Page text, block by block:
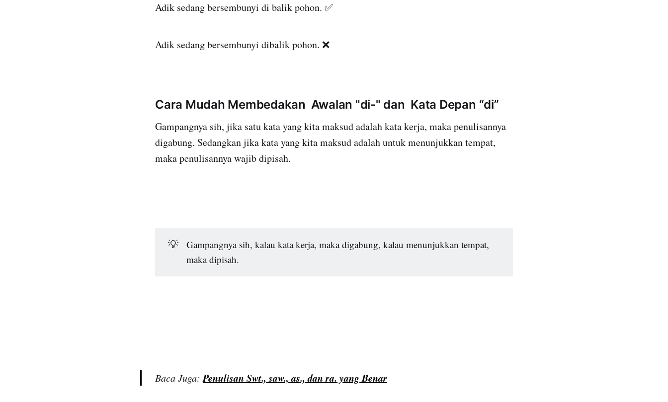
Adik sedang bersembunyi di balik pohon. ✅
Adik sedang bersembunyi dibalik pohon. ❌
Cara Mudah Membedakan Awalan "di-" dan Kata Depan “di”
Gampangnya sih, jika satu kata yang kita maksud adalah kata kerja, maka penulisannya
digabung. Sedangkan jika kata yang kita maksud adalah untuk menunjukkan tempat,
maka penulisannya wajib dipisah.
💡
Gampangnya sih, kalau kata kerja, maka digabung, kalau menunjukkan tempat,
maka dipisah.
Baca Juga:Penulisan Swt., saw., as., dan ra. yang Benar